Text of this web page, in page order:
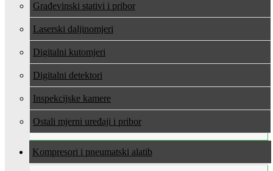
Građevinski stativi i pribor
Laserski daljinomjeri
Digitalni kutomjeri
Digitalni detektori
Inspekcijske kamere
Ostali mjerni uređaji i pribor
Kompresori i pneumatski alati